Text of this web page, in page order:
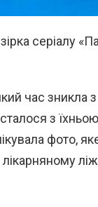
серіалу
час
з
фото,
лікарняному